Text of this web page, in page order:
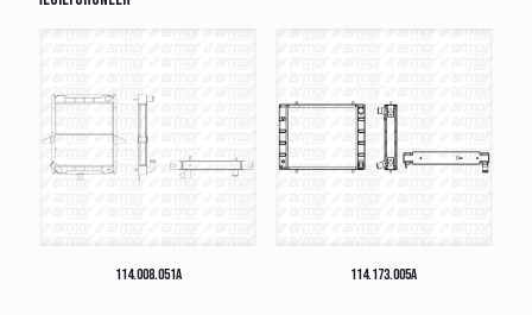
114.008.051A 114.173.005A